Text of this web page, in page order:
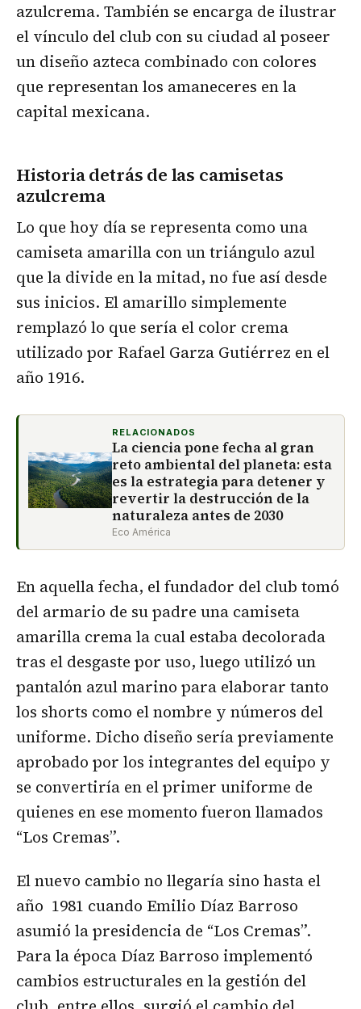
azulcrema. También se encarga de ilustrar
el vínculo del club con su ciudad al poseer
un diseño azteca combinado con colores
que representan los amaneceres en la
capital mexicana.
Historia detrás de las camisetas
azulcrema
Lo que hoy día se representa como una
camiseta amarilla con un triángulo azul
que la divide en la mitad, no fue así desde
sus inicios. El amarillo simplemente
remplazó lo que sería el color crema
utilizado por Rafael Garza Gutiérrez en el
año 1916.
RELACIONADOS
La ciencia pone fecha al gran
reto ambiental del planeta: esta
es la estrategia para detener y
revertir la destrucción de la
naturaleza antes de 2030
Eco América
En aquella fecha, el fundador del club tomó
del armario de su padre una camiseta
amarilla crema la cual estaba decolorada
tras el desgaste por uso, luego utilizó un
pantalón azul marino para elaborar tanto
los shorts como el nombre y números del
uniforme. Dicho diseño sería previamente
aprobado por los integrantes del equipo y
se convertiría en el primer uniforme de
quienes en ese momento fueron llamados
“Los Cremas”.
El nuevo cambio no llegaría sino hasta el
año 1981 cuando Emilio Díaz Barroso
asumió la presidencia de “Los Cremas”.
Para la época Díaz Barroso implementó
cambios estructurales en la gestión del